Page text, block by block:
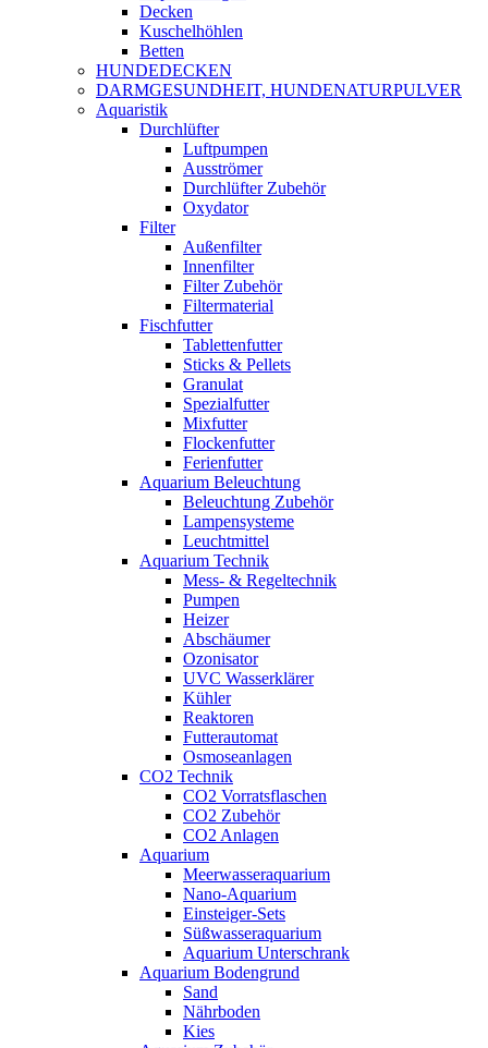
Decken
Kuschelhöhlen
Betten
HUNDEDECKEN
DARMGESUNDHEIT, HUNDENATURPULVER
Aquaristik
Durchlüfter
Luftpumpen
Ausströmer
Durchlüfter Zubehör
Oxydator
Filter
Außenfilter
Innenfilter
Filter Zubehör
Filtermaterial
Fischfutter
Tablettenfutter
Sticks & Pellets
Granulat
Spezialfutter
Mixfutter
Flockenfutter
Ferienfutter
Aquarium Beleuchtung
Beleuchtung Zubehör
Lampensysteme
Leuchtmittel
Aquarium Technik
Mess- & Regeltechnik
Pumpen
Heizer
Abschäumer
Ozonisator
UVC Wasserklärer
Kühler
Reaktoren
Futterautomat
Osmoseanlagen
CO2 Technik
CO2 Vorratsflaschen
CO2 Zubehör
CO2 Anlagen
Aquarium
Meerwasseraquarium
Nano-Aquarium
Einsteiger-Sets
Süßwasseraquarium
Aquarium Unterschrank
Aquarium Bodengrund
Sand
Nährboden
Kies